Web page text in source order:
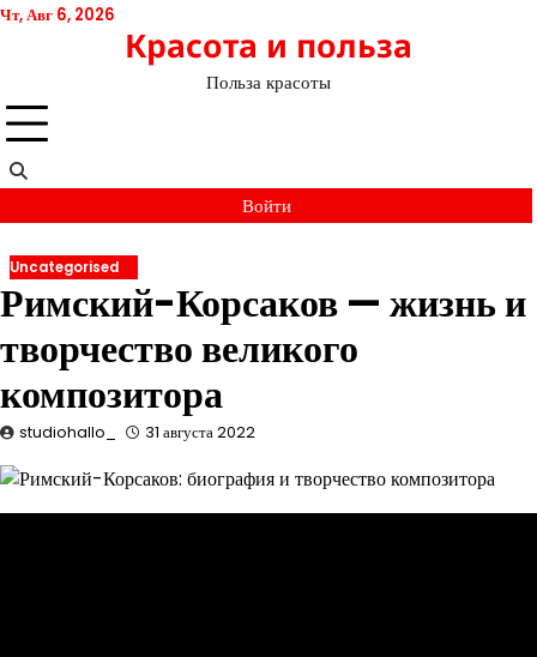
Перейти
Чт, Авг 6, 2026
Красота и польза
Польза красоты
Войти
Uncategorised
Римский-Корсаков — жизнь и
творчество великого
композитора
studiohallo_ 31 августа 2022